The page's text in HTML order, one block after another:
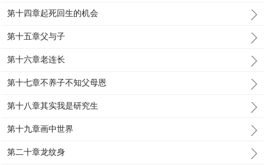
第十四章起死回生的机会
第十五章父与子
第十六章老连长
第十七章不养子不知父母恩
第十八章其实我是研究生
第十九章画中世界
第二十章龙纹身